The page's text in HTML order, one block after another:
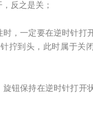
反之是关；
时，一定要在逆时针打
拧到头，此时属于关
旋钮保持在逆时针打开